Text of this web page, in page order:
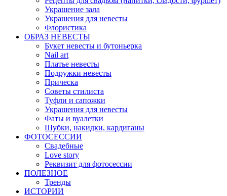
Украшение зала
Украшения для невесты
Флористика
ОБРАЗ НЕВЕСТЫ
Букет невесты и бутоньерка
Nail art
Платье невесты
Подружки невесты
Прическа
Советы стилиста
Туфли и сапожки
Украшения для невесты
Фаты и вуалетки
Шубки, накидки, кардиганы
ФОТОСЕССИИ
Свадебные
Love story
Реквизит для фотосессии
ПОЛЕЗНОЕ
Тренды
ИСТОРИИ